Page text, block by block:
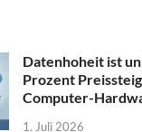
Datenhoheit ist
Prozent
Computer-
1. Juli 2026